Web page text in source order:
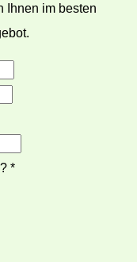
Ihnen im besten
*